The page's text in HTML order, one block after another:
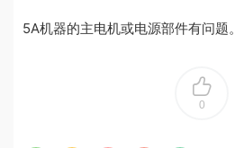
5A机器的主电机或电源部件有问题。
0